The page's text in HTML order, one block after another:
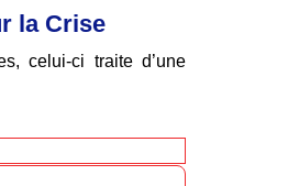
la Crise
celui-ci traite d’une